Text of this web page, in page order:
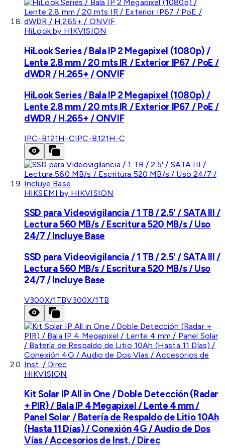
HiLook by HIKVISION
HiLook Series / Bala IP 2 Megapixel (1080p) /
Lente 2.8 mm / 20 mts IR / Exterior IP67 / PoE /
dWDR / H.265+ / ONVIF
HiLook Series / Bala IP 2 Megapixel (1080p) /
Lente 2.8 mm / 20 mts IR / Exterior IP67 / PoE /
dWDR / H.265+ / ONVIF
IPC-B121H-CIPC-B121H-C
HIKSEMI by HIKVISION
SSD para Videovigilancia / 1 TB / 2.5' / SATA III /
Lectura 560 MB/s / Escritura 520 MB/s / Uso
24/7 / Incluye Base
SSD para Videovigilancia / 1 TB / 2.5' / SATA III /
Lectura 560 MB/s / Escritura 520 MB/s / Uso
24/7 / Incluye Base
V300X/1TBV300X/1TB
HIKVISION
Kit Solar IP All in One / Doble Detección (Radar
+ PIR) / Bala IP 4 Megapixel / Lente 4 mm /
Panel Solar / Batería de Respaldo de Litio 10Ah
(Hasta 11 Días) / Conexión 4G / Audio de Dos
Vías / Accesorios de Inst. / Direc